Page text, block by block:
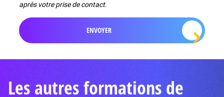
après votre prise de contact.
Les autres formations de